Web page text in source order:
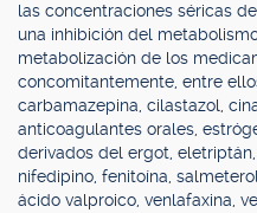
las concentraciones séricas
una inhibición del
metabolización de los
concomitantemente, entre
carbamazepina, cilastazol,
anticoagulantes orales,
derivados del ergot,
nifedipino, fenitoína,
ácido valproico, venlafaxina,